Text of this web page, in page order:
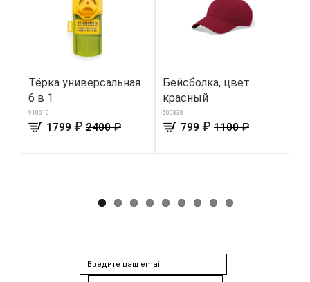
Тёрка универсальная
6 в 1
910010
1799 ₽ 2400 ₽
Бейсболка, цвет
красный
600838
799 ₽ 1100 ₽